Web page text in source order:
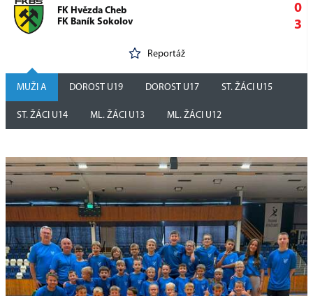
FK Hvězda Cheb
FK Baník Sokolov
0
3
Reportáž
MUŽI A DOROST U19 DOROST U17 ST. ŽÁCI U15
ST. ŽÁCI U14 ML. ŽÁCI U13 ML. ŽÁCI U12